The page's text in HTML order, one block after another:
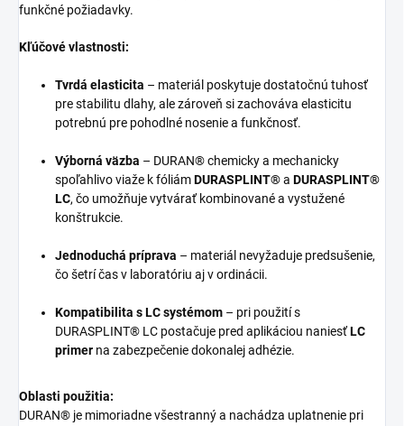
funkčné požiadavky.
Kľúčové vlastnosti:
Tvrdá elasticita – materiál poskytuje dostatočnú tuhosť
pre stabilitu dlahy, ale zároveň si zachováva elasticitu
potrebnú pre pohodlné nosenie a funkčnosť.
Výborná väzba – DURAN® chemicky a mechanicky
spoľahlivo viaže k fóliámDURASPLINT®a DURASPLINT®
LC, čo umožňuje vytvárať kombinované a vystužené
konštrukcie.
Jednoduchá príprava – materiál nevyžaduje predsušenie,
čo šetrí čas v laboratóriu aj v ordinácii.
Kompatibilita s LC systémom – pri použití s
DURASPLINT® LC postačuje pred aplikáciou naniesťLC
primer na zabezpečenie dokonalej adhézie.
Oblasti použitia:
DURAN® je mimoriadne všestranný a nachádza uplatnenie pri